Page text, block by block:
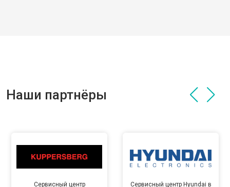
Наши партнёры
Сервисный центр
Сервисный центр Hyundai в